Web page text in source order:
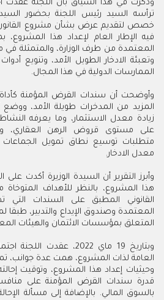
ترأسه السيد رئيس اللجنة بحضور السيدة
خصص لتقديم عرض بشأن مشروع القانون
فيه الإطار العام لإعداد هذا المشروع،
المعتمدة من طرف الوزارة، والمتمثلة في
وتعبئة الادخار الطويل الأمد، وتنويع
الممارسات الدولية في هذا المجال.
وأوضحت أن سندات القرض المؤمنة كأداة
المزيد من المدخرات طويلة الأمد، ووضع
زيادة معدل الاستثمار، وما يعرفه
على مستوى قروض الرهن العقاري،
متطلبات توسيع نطاق تمويل الجماعات
معدل الادخار.
وأبرز التقرير أن السيدة الوزيرة أكدت على
هذا المشروع، بالنظر للأهداف
القانوني المطبق على السندات التي
المتعلق بمؤسسات الائتمان والهيئات
وبتاريخ 19 ماي 2022،
العامة لذات المشروع، همت عدة جوانب،
وحيثيات إعداد هذا المشروع، وتوقيت
قدرة سندات القرض المؤمنة على منافسة
بالسوق المالي. بالإضافة إلى مسألة